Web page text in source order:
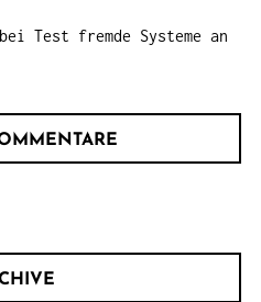
Test fremde Systeme an